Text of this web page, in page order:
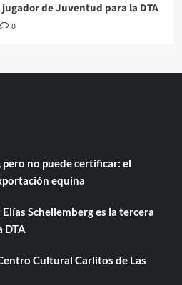
de Juventud para la DTA
0
no puede certificar: el
equina
Schellemberg es la tercera
DTA
Cultural Carlitos de Las